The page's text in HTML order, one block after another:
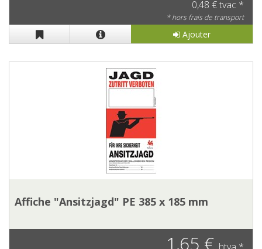
0,48 € tvac *
* hors frais de transport
Ajouter
Affiche "Ansitzjagd" PE 385 x 185 mm
1,65 €